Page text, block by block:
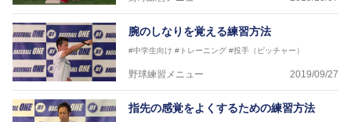
腕のしなりを覚える練習方法
#中学生向け #トレーニング #投手（ピッチャー）
野球練習メニュー 2019/09/27
指先の感覚をよくするための練習方法